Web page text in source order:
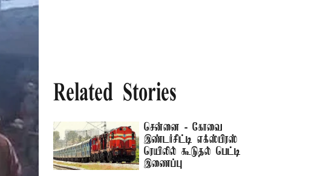
Related Stories
சென்னை - கோவை
இண்டர்சிட்டி எக்ஸ்பிரஸ்
ரெயிலில் கூடுதல் பெட்டி
இணைப்பு